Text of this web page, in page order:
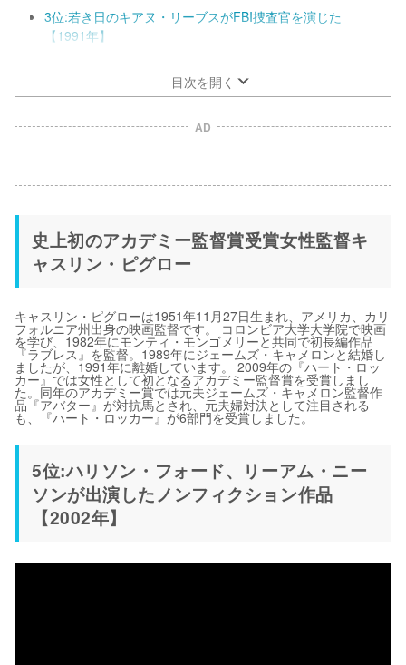
3位:若き日のキアヌ・リーブスがFBI捜査官を演じた
【1991年】
目次を開く
AD
史上初のアカデミー監督賞受賞女性監督キ
ャスリン・ピグロー
キャスリン・ピグローは1951年11月27日生まれ、アメリカ、カリ
フォルニア州出身の映画監督です。 コロンビア大学大学院で映画
を学び、1982年にモンティ・モンゴメリーと共同で初長編作品
『ラブレス』を監督。1989年にジェームズ・キャメロンと結婚し
ましたが、1991年に離婚しています。 2009年の『ハート・ロッ
カー』では女性として初となるアカデミー監督賞を受賞しまし
た。同年のアカデミー賞では元夫ジェームズ・キャメロン監督作
品『アバター』が対抗馬とされ、元夫婦対決として注目される
も、『ハート・ロッカー』が6部門を受賞しました。
5位:ハリソン・フォード、リーアム・ニー
ソンが出演したノンフィクション作品
【2002年】